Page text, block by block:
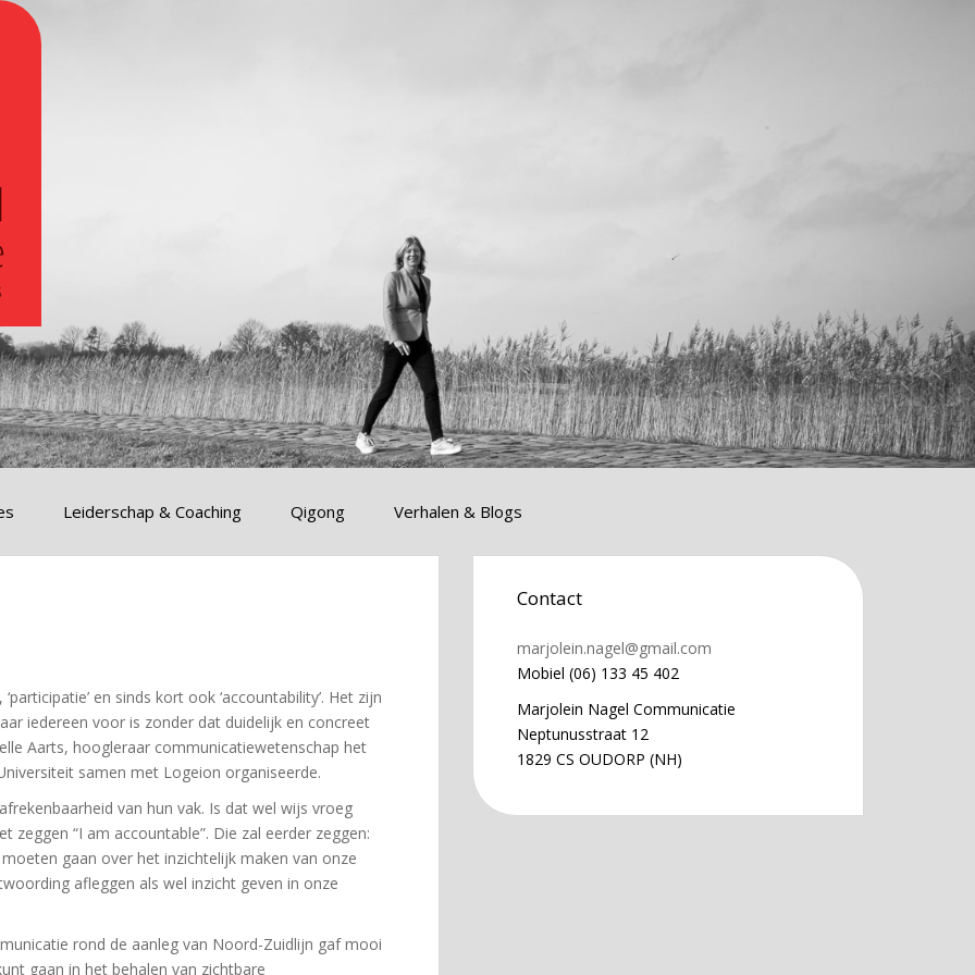
Leiderschap & Coaching Qigong Verhalen & Blogs
en sinds kort ook ‘accountability’. Het zijn
iedereen voor is zonder dat duidelijk en concreet
Aarts, hoogleraar communicatiewetenschap het
samen met Logeion organiseerde.
van hun vak. Is dat wel wijs vroeg
zeggen “I am accountable”. Die zal eerder zeggen:
gaan over het inzichtelijk maken van onze
afleggen als wel inzicht geven in onze
rond de aanleg van Noord-Zuidlijn gaf mooi
gaan in het behalen van zichtbare
Contact
marjolein.nagel@gmail.com
Mobiel (06) 133 45 402
Marjolein Nagel Communicatie
Neptunusstraat 12
1829 CS OUDORP (NH)